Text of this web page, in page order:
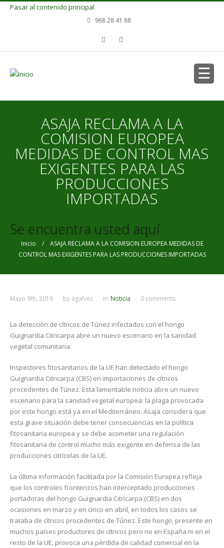
Pasar al contenido principal
968 28 41 88
ASAJA RECLAMA A LA
COMISION EUROPEA
MEDIDAS DE CONTROL MAS
EXIGENTES PARA LAS
PRODUCCIONES
IMPORTADAS
Se encuentra usted aquí
Inicio / ASAJA RECLAMA A LA COMISION EUROPEA MEDIDAS DE
CONTROL MAS EXIGENTES PARA LAS PRODUCCIONES IMPORTADAS
Mayo 9th, 2019 by agalvez in Noticia 0 comments
La detección de cítricos de Túnez infectados con el hongo
Guignardia Citricarpa abre un nuevo escenario en la sanidad
vegetal comunitaria.
Inspectores fitosanitarios de la UE han detectado el hongo
Guignardia Citricarpa (CBS) en importaciones de cítricos
procedentes de Túnez. Esta lamentable noticia abre un nuevo
escenario para la sanidad vegetal europea: la plaga provocada
por este hongo está ya en el Mediterráneo. Asaja considera que
esta grave situación debe tener consecuencias en la política
fitosanitaria europea y se debe acometer una regulación
fitosanitaria de control mucho más exigente en defensa de las
producciones citrícolas de la UE.
La última información facilitada por la Comisión Europea refleja
que los controles fronterizos han interceptado producciones
portadoras del hongo Guignardia Citricarpa (CBS) en dos
ocasiones en marzo y en cinco en abril, en todos los casos se
trataba de cítricos procedentes de Túnez. Este hongo, presente en
muchos países productores de cítricos pero no en España ni en el
resto de la UE, provoca una pérdida de calidad comercial en la